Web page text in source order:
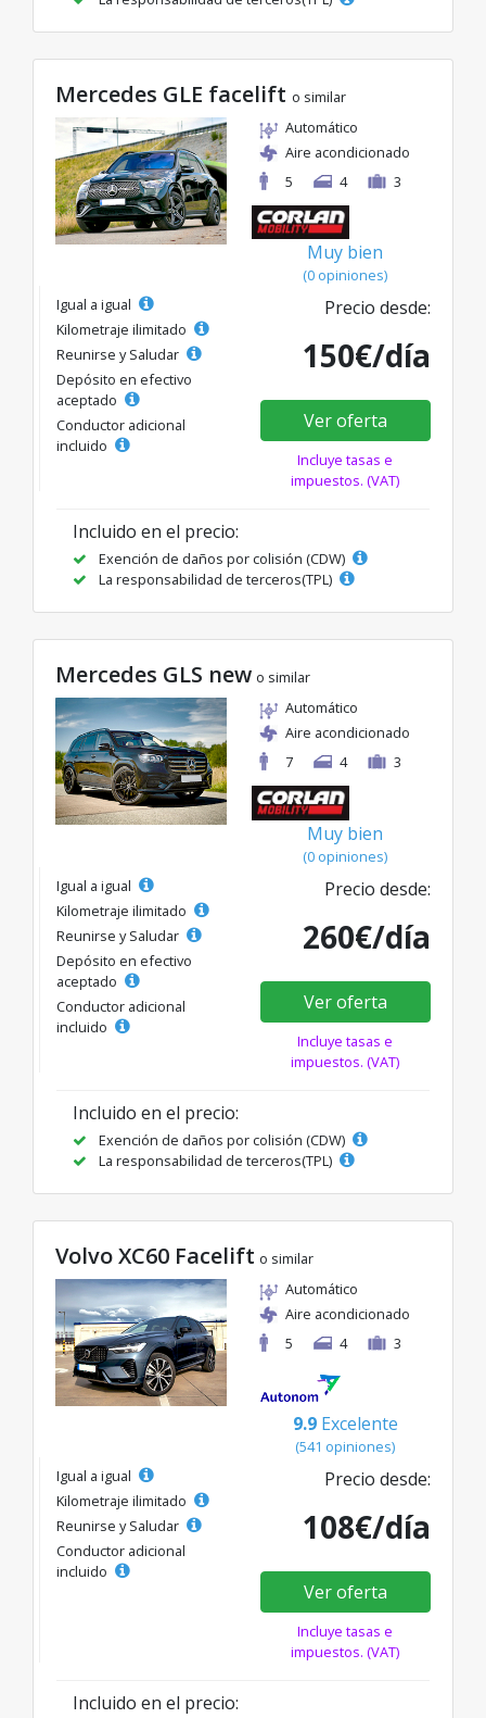
Mercedes GLE facelift o similar
Automático
Aire acondicionado
5
4 3
Muy bien
(0 opiniones)
Igual a igual
Kilometraje ilimitado
Reunirse y Saludar
Depósito en efectivo
aceptado
Conductor adicional
incluido
Precio desde:
150€/día
Ver oferta
Incluye tasas e
impuestos. (VAT)
Incluido en el precio:
Exención de daños por colisión (CDW)
La responsabilidad de terceros(TPL)
Mercedes GLS new o similar
Automático
Aire acondicionado
7
4 3
Muy bien
(0 opiniones)
Igual a igual
Kilometraje ilimitado
Reunirse y Saludar
Depósito en efectivo
aceptado
Conductor adicional
incluido
Precio desde:
260€/día
Ver oferta
Incluye tasas e
impuestos. (VAT)
Incluido en el precio:
Exención de daños por colisión (CDW)
La responsabilidad de terceros(TPL)
Volvo XC60 Facelift o similar
Automático
Aire acondicionado
5
4 3
9.9 Excelente
(541 opiniones)
Igual a igual
Kilometraje ilimitado
Reunirse y Saludar
Conductor adicional
incluido
Precio desde:
108€/día
Ver oferta
Incluye tasas e
impuestos. (VAT)
Incluido en el precio: